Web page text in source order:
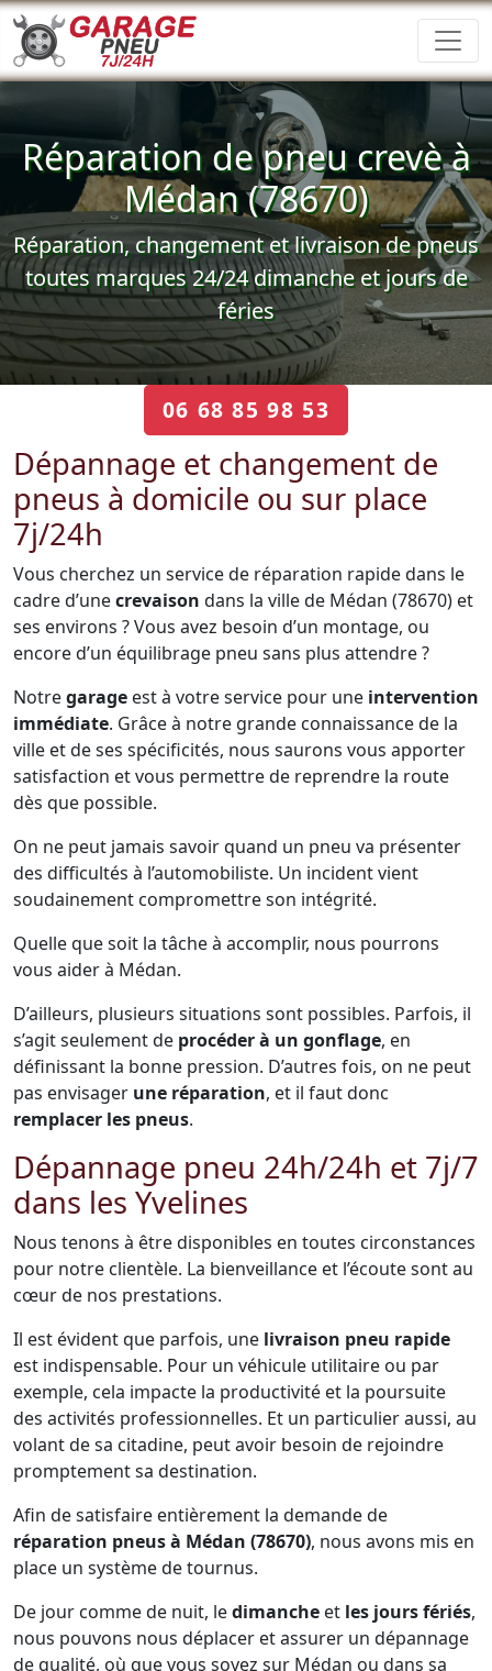
Réparation de pneu crevè à
Médan (78670)
Réparation, changement et livraison de pneus
toutes marques 24/24 dimanche et jours de
féries
06 68 85 98 53
Dépannage et changement de
pneus à domicile ou sur place
7j/24h
Vous cherchez un service de réparation rapide dans le
cadre d’unecrevaison dans la ville de Médan (78670) et
ses environs ? Vous avez besoin d’un montage, ou
encore d’un équilibrage pneu sans plus attendre ?
Notregarage est à votre service pour une intervention
immédiate. Grâce à notre grande connaissance de la
ville et de ses spécificités, nous saurons vous apporter
satisfaction et vous permettre de reprendre la route
dès que possible.
On ne peut jamais savoir quand un pneu va présenter
des difficultés à l’automobiliste. Un incident vient
soudainement compromettre son intégrité.
Quelle que soit la tâche à accomplir, nous pourrons
vous aider à Médan.
D’ailleurs, plusieurs situations sont possibles. Parfois, il
s’agit seulement de procéder à un gonflage, en
définissant la bonne pression. D’autres fois, on ne peut
pas envisager une réparation, et il faut donc
remplacer les pneus.
Dépannage pneu 24h/24h et 7j/7
dans les Yvelines
Nous tenons à être disponibles en toutes circonstances
pour notre clientèle. La bienveillance et l’écoute sont au
cœur de nos prestations.
Il est évident que parfois, une livraison pneu rapide
est indispensable. Pour un véhicule utilitaire ou par
exemple, cela impacte la productivité et la poursuite
des activités professionnelles. Et un particulier aussi, au
volant de sa citadine, peut avoir besoin de rejoindre
promptement sa destination.
Afin de satisfaire entièrement la demande de
réparation pneus à Médan (78670), nous avons mis en
place un système de tournus.
De jour comme de nuit, ledimanche et les jours fériés,
nous pouvons nous déplacer et assurer un dépannage
de qualité, où que vous soyez sur Médan ou dans sa